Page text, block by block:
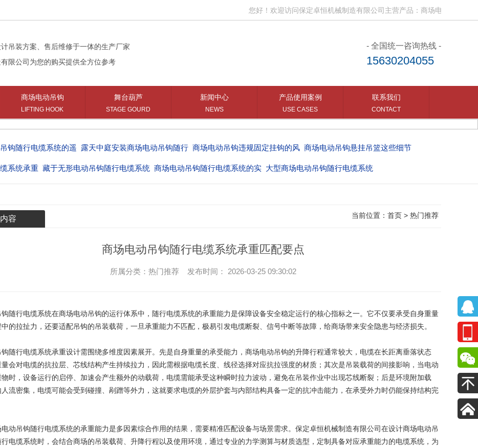
您好！欢迎访问保定卓恒机械制造有限公司主营产品：商场电动吊钩、电
吊装方案、售后维修于一体的生产厂家
限公司为您的购买提供全方位参考
- 全国统一咨询热线 -
15630204055
商场电动吊钩
LIFTING HOOK
舞台葫芦
STAGE GOURD
新闻中心
NEWS
产品使用案例
USE CASES
联系我们
CONTACT
钩随行电缆系统的遥 露天中庭安装商场电动吊钩随行 商场电动吊钩违规固定挂钩的风 商场电动吊钩悬挂吊篮这些细节
系统承重 藏于无形电动吊钩随行电缆系统 商场电动吊钩随行电缆系统的实 大型商场电动吊钩随行电缆系统
容 当前位置： 首页 > 热门推荐
商场电动吊钩随行电缆系统承重匹配要点
所属分类：热门推荐 发布时间： 2026-03-25 09:30:02
随行电缆系统在商场电动吊钩的运行体系中，随行电缆系统的承重能力是保障设备安全稳定运行的核心指标之一。它不仅要承受自身重量
的拉扯力，还要适配吊钩的吊装载荷，一旦承重能力不匹配，极易引发电缆断裂、信号中断等故障，给商场带来安全隐患与经济损失。
随行电缆系统承重设计需围绕多维度因素展开。先是自身重量的承受能力，商场电动吊钩的升降行程通常较大，电缆在长距离垂落状态
会对电缆的抗拉层、芯线结构产生持续拉力，因此需根据电缆长度、线径选择对应抗拉强度的材质；其次是吊装载荷的间接影响，当电动
时，设备运行的启停、加速会产生额外的动载荷，电缆需能承受这种瞬时拉力波动，避免在吊装作业中出现芯线断裂；后是环境附加载
流密集，电缆可能会受到碰撞、剐蹭等外力，这就要求电缆的外层护套与内部结构具备一定的抗冲击能力，在承受外力时仍能保持结构完
动吊钩随行电缆系统的承重能力是多因素综合作用的结果，需要精准匹配设备与场景需求。 保定卓恒机械制造有限公司在设计商场电动吊
电缆系统时，会结合商场的吊装载荷、升降行程以及使用环境，通过专业的力学测算与材质选型，定制具备对应承重能力的电缆系统，为